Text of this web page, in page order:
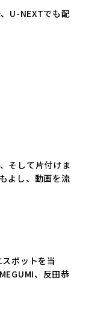
U-NEXTでも配
そして片付けま
よし、動画を流
ポットを当
、反田恭